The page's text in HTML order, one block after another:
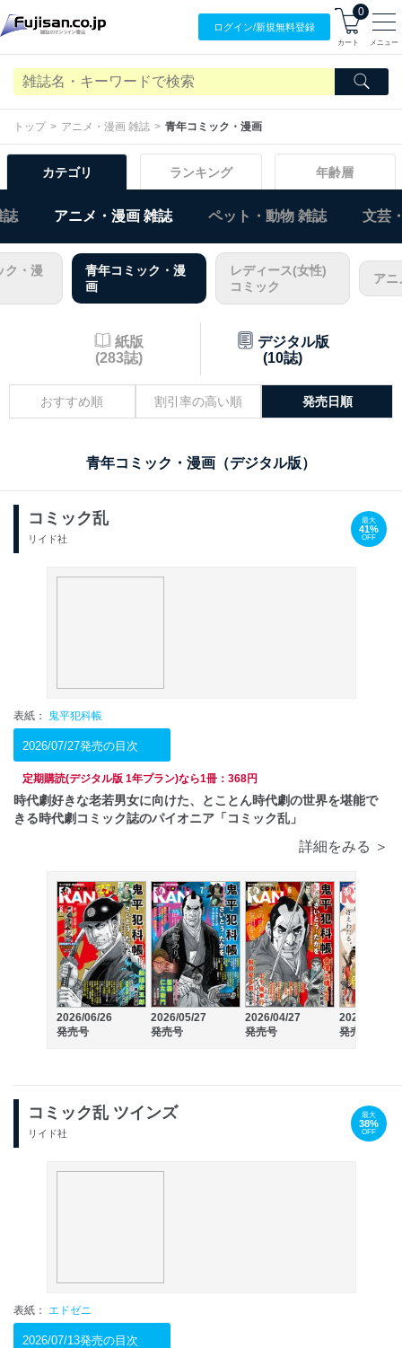
ログイン/新規無料登録
0
カート メニュー
トップ アニメ・漫画 雑誌 青年コミック・漫画
カテゴリ ランキング 年齢層
誌 アニメ・漫画 雑誌 ペット・動物 雑誌 文芸
ク・漫
青年コミック・漫
画
レディース(女性)
コミック
アニ
紙版
(283誌)
デジタル版
(10誌)
おすすめ順 割引率の高い順 発売日順
青年コミック・漫画（デジタル版）
コミック乱
リイド社
最大
41%
OFF
表紙： 鬼平犯科帳
2026/07/27発売の目次
定期購読(デジタル版 1年プラン)なら1冊：368円
時代劇好きな老若男女に向けた、とことん時代劇の世界を堪能で
きる時代劇コミック誌のパイオニア「コミック乱」
詳細をみる ＞
2026/06/26
発売号
2026/05/27
発売号
2026/04/27
発売号
2026/03/27
発売号
コミック乱 ツインズ
リイド社
最大
38%
OFF
表紙： エドゼニ
2026/07/13発売の目次